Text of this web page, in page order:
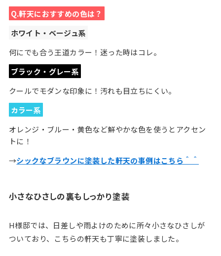
Q.軒天におすすめの色は？
ホワイト・ベージュ系
何にでも合う王道カラー！迷った時はコレ。
ブラック・グレー系
クールでモダンな印象に！汚れも目立ちにくい。
カラー系
オレンジ・ブルー・黄色など鮮やかな色を使うとアクセン
トに！
→シックなブラウンに塗装した軒天の事例はこちら＾＾
小さなひさしの裏もしっかり塗装
H様邸では、日差しや雨よけのために所々小さなひさしが
ついており、こちらの軒天も丁寧に塗装しました。